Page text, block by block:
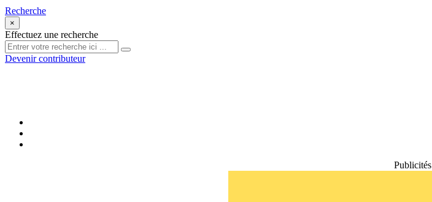
Recherche
×
Effectuez une recherche
Devenir contributeur
Publicités